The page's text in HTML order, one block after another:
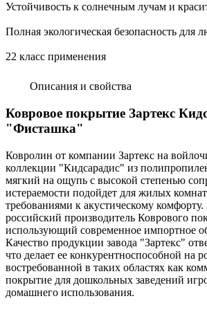
Устойчивость к солнечным лучам и
Полная экологическая безопасность для
22 класс применения
Описания и свойства
Ковровое покрытие Зартекс
"Фисташка"
Ковролин от компании Зартекс на
коллекции "Кидсарадис" из
мягкий на ощупь с высокой степенью
истераемости подойдет для жилых
требованиями к акустическому комфорту.
российский производитель Коврового
использующий современное импортное
Качество продукции завода "Зартекс"
что делает ее конкурентноспособной на
востребованной в таких областях как
покрытие для дошкольных заведений
домашнего использования.